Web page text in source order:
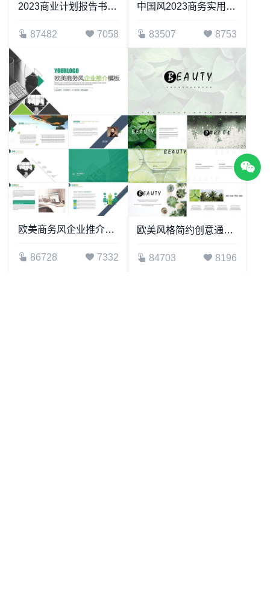
2023商业计划报告书通用PPT模版
87482 7058
中国风2023商务实用汇报模板
83507 8753
欧美商务风企业推介PPT模板企业推介项目展示计划总结商业融资
86728 7332
欧美风格简约创意通用模板
84703 8196